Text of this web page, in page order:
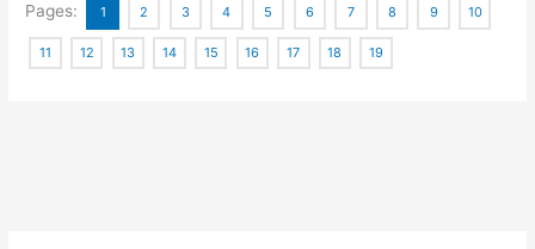
Pages: 1 2 3 4 5 6 7 8 9 10
11 12 13 14 15 16 17 18 19